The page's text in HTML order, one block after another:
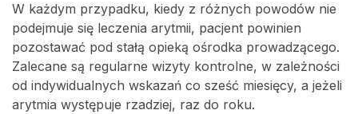
W każdym przypadku, kiedy z różnych powodów nie
podejmuje się leczenia arytmii, pacjent powinien
pozostawać pod stałą opieką ośrodka prowadzącego.
Zalecane są regularne wizyty kontrolne, w zależności
od indywidualnych wskazań co sześć miesięcy, a jeżeli
arytmia występuje rzadziej, raz do roku.